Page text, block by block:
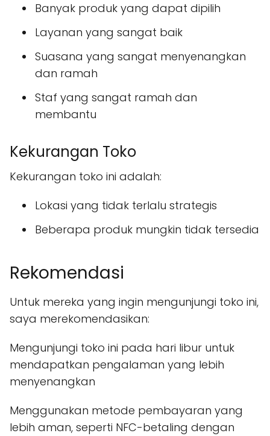
Banyak produk yang dapat dipilih
Layanan yang sangat baik
Suasana yang sangat menyenangkan
dan ramah
Staf yang sangat ramah dan
membantu
Kekurangan Toko
Kekurangan toko ini adalah:
Lokasi yang tidak terlalu strategis
Beberapa produk mungkin tidak tersedia
Rekomendasi
Untuk mereka yang ingin mengunjungi toko ini,
saya merekomendasikan:
Mengunjungi toko ini pada hari libur untuk
mendapatkan pengalaman yang lebih
menyenangkan
Menggunakan metode pembayaran yang
lebih aman, seperti NFC-betaling dengan